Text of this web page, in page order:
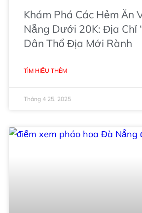
Khám Phá Các Hẻm Ăn
Nẵng Dưới 20K: Địa Chỉ
Dân Thổ Địa Mới Rành
TÌM HIỂU THÊM
Tháng 4 25, 2025